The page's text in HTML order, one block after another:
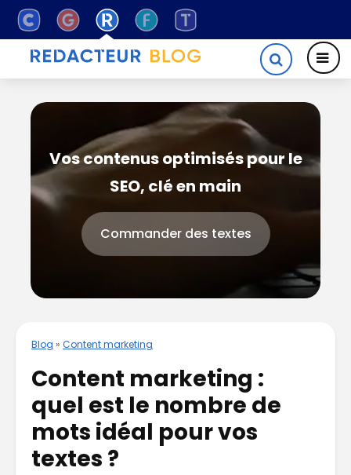
Vos contenus optimisés pour le
SEO, clé en main
Commander des textes
Blog » Content marketing
Content marketing :
quel est le nombre de
mots idéal pour vos
textes ?